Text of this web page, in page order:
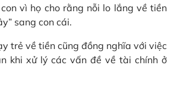
vì họ cho rằng nỗi lo lắng về tiền
sang con cái.
trẻ về tiền cũng đồng nghĩa với việc
khi xử lý các vấn đề về tài chính ở